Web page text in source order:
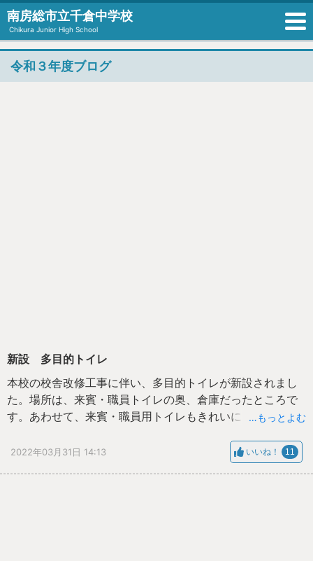
南房総市立千倉中学校
Chikura Junior High School
令和３年度ブログ
新設 多目的トイレ
本校の校舎改修工事に伴い、多目的トイレが新設されまし
た。場所は、来賓・職員トイレの奥、倉庫だったところで
す。あわせて、来賓・職員用トイレもきれいにしていただ
…もっとよむ
2022年03月31日 14:13 いいね！ 11